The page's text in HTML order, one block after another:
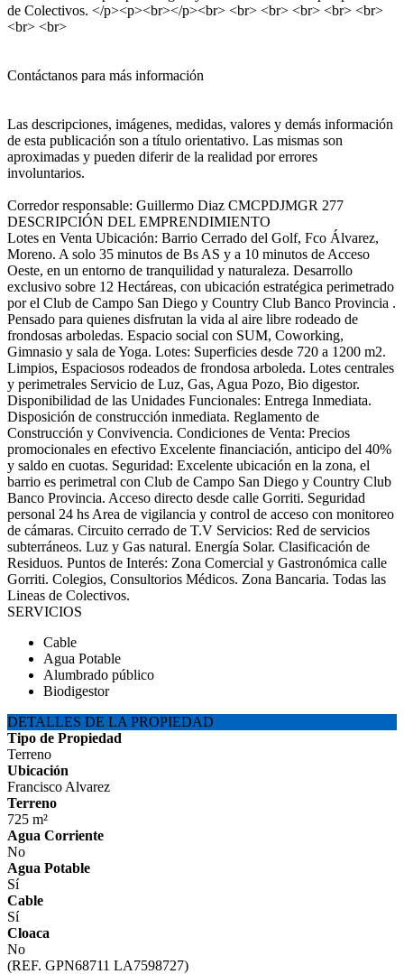
de Colectivos. </p><p><br></p><br> <br> <br> <br> <br> <br>
<br> <br>
Contáctanos para más información
Las descripciones, imágenes, medidas, valores y demás información
de esta publicación son a título orientativo. Las mismas son
aproximadas y pueden diferir de la realidad por errores
involuntarios.
Corredor responsable: Guillermo Diaz CMCPDJMGR 277
DESCRIPCIÓN DEL EMPRENDIMIENTO
Lotes en Venta Ubicación: Barrio Cerrado del Golf, Fco Álvarez,
Moreno. A solo 35 minutos de Bs AS y a 10 minutos de Acceso
Oeste, en un entorno de tranquilidad y naturaleza. Desarrollo
exclusivo sobre 12 Hectáreas, con ubicación estratégica perimetrado
por el Club de Campo San Diego y Country Club Banco Provincia .
Pensado para quienes disfrutan la vida al aire libre rodeado de
frondosas arboledas. Espacio social con SUM, Coworking,
Gimnasio y sala de Yoga. Lotes: Superficies desde 720 a 1200 m2.
Limpios, Espaciosos rodeados de frondosa arboleda. Lotes centrales
y perimetrales Servicio de Luz, Gas, Agua Pozo, Bio digestor.
Disponibilidad de las Unidades Funcionales: Entrega Inmediata.
Disposición de construcción inmediata. Reglamento de
Construcción y Convivencia. Condiciones de Venta: Precios
promocionales en efectivo Excelente financiación, anticipo del 40%
y saldo en cuotas. Seguridad: Excelente ubicación en la zona, el
barrio es perimetral con Club de Campo San Diego y Country Club
Banco Provincia. Acceso directo desde calle Gorriti. Seguridad
personal 24 hs Area de vigilancia y control de acceso con monitoreo
de cámaras. Circuito cerrado de T.V Servicios: Red de servicios
subterráneos. Luz y Gas natural. Energía Solar. Clasificación de
Residuos. Puntos de Interés: Zona Comercial y Gastronómica calle
Gorriti. Colegios, Consultorios Médicos. Zona Bancaria. Todas las
Lineas de Colectivos.
SERVICIOS
Cable
Agua Potable
Alumbrado público
Biodigestor
DETALLES DE LA PROPIEDAD
Tipo de Propiedad
Terreno
Ubicación
Francisco Alvarez
Terreno
725 m²
Agua Corriente
No
Agua Potable
Sí
Cable
Sí
Cloaca
No
(REF. GPN68711 LA7598727)